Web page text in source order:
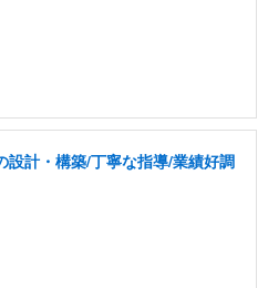
設計・構築/丁寧な指導/業績好調